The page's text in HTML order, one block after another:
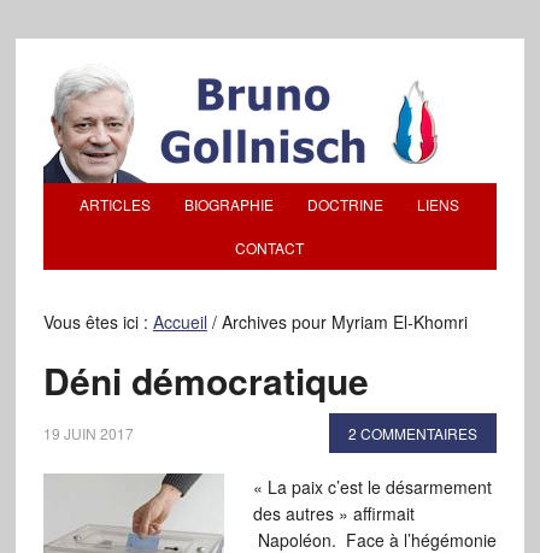
ARTICLES BIOGRAPHIE DOCTRINE LIENS
CONTACT
Vous êtes ici : Accueil /Archives pour Myriam El-Khomri
Déni démocratique
19 JUIN 2017 2 COMMENTAIRES
« La paix c’est le désarmement
des autres » affirmait
Napoléon. Face à l’hégémonie